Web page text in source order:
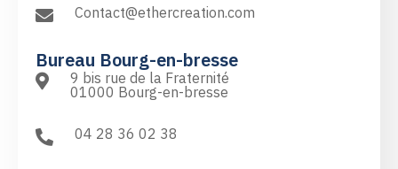
Contact@ethercreation.com
Bureau Bourg-en-bresse
9 bis rue de la Fraternité
01000 Bourg-en-bresse
04 28 36 02 38